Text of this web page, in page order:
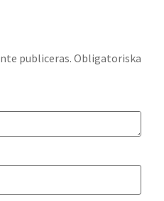
publiceras. Obligatoriska